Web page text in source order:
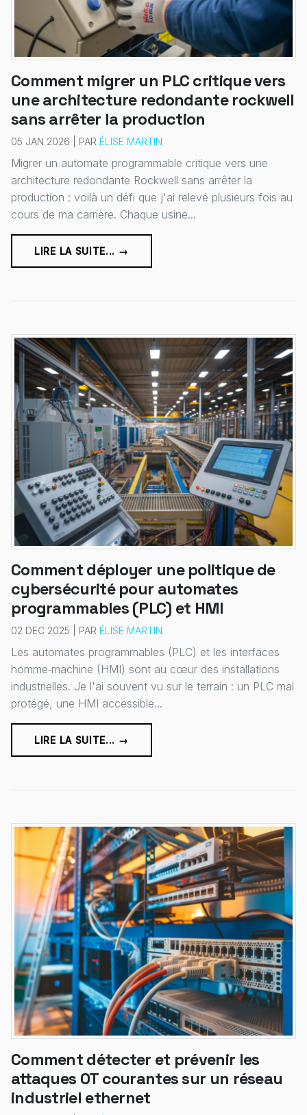
Comment migrer un PLC critique vers
une architecture redondante rockwell
sans arrêter la production
05 JAN 2026 | PAR ÉLISE MARTIN
Migrer un automate programmable critique vers une
architecture redondante Rockwell sans arrêter la
production : voilà un défi que j'ai relevé plusieurs fois au
cours de ma carrière. Chaque usine...
LIRE LA SUITE... →
Comment déployer une politique de
cybersécurité pour automates
programmables (PLC) et HMI
02 DEC 2025 | PAR ÉLISE MARTIN
Les automates programmables (PLC) et les interfaces
homme‑machine (HMI) sont au cœur des installations
industrielles. Je l'ai souvent vu sur le terrain : un PLC mal
protégé, une HMI accessible...
LIRE LA SUITE... →
Comment détecter et prévenir les
attaques OT courantes sur un réseau
industriel ethernet